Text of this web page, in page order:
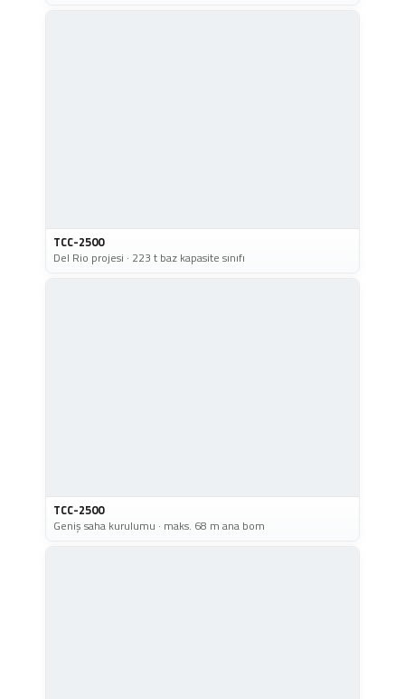
TCC-2500
Del Rio projesi · 223 t baz kapasite sınıfı
TCC-2500
Geniş saha kurulumu · maks. 68 m ana bom